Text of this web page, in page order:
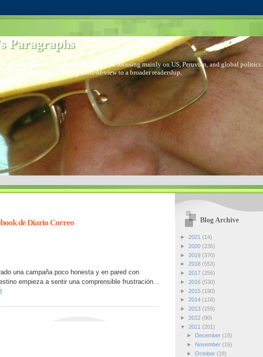
Paragraphs
I started to distribute comments via email focusing mainly on US, Peruvian, and global
decided to bring out those points-of-view to a broader readership.
de Diario Correo
una campaña poco honesta y en pared con
empieza a sentir una comprensible frustración...
Blog Archive
► 2021 (14)
► 2020 (235)
► 2019 (370)
► 2018 (553)
► 2017 (256)
► 2016 (530)
► 2015 (190)
► 2014 (116)
► 2013 (155)
► 2012 (90)
▼ 2011 (201)
►
December (16)
►
November (16)
► October (18)